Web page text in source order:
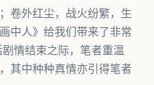
卷外红尘，战火纷繁，生
中人》给我们带来了非常
情结束之际，笔者重温
其中种种真情亦引得笔者